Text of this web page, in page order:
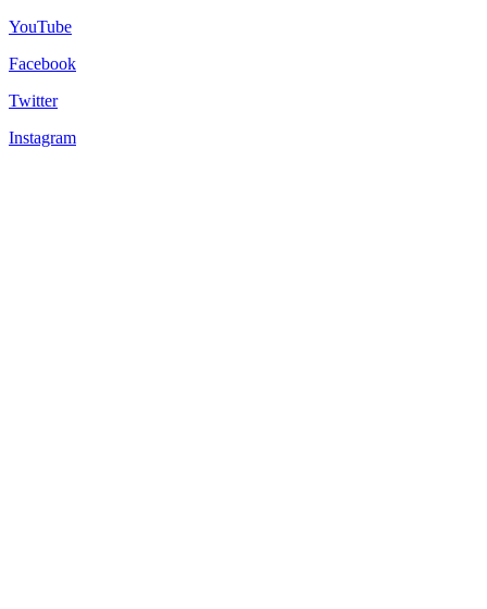
YouTube
Facebook
Twitter
Instagram